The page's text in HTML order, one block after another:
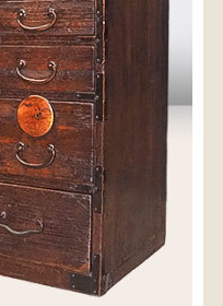
ら→
する】
する事で送料が表
。